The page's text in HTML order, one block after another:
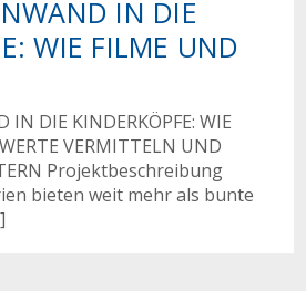
IN DIE
WIE FILME UND
IN DIE KINDERKÖPFE: WIE
VERMITTELN UND
Projektbeschreibung
bieten weit mehr als bunte